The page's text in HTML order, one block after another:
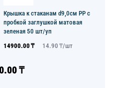
Крышка к стаканам d9,0см PP с
пробкой заглушкой матовая
зеленая 50 шт/уп
14900.00 ₸ 14.90 ₸/шт
₸